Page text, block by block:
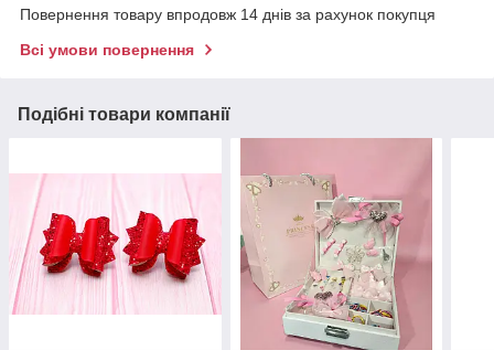
Повернення товару впродовж 14 днів за рахунок покупця
Всі умови повернення
Подібні товари компанії